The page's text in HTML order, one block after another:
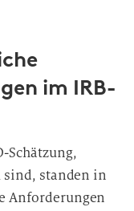
im IRB-
Schätzung,
sind, standen in
Anforderungen